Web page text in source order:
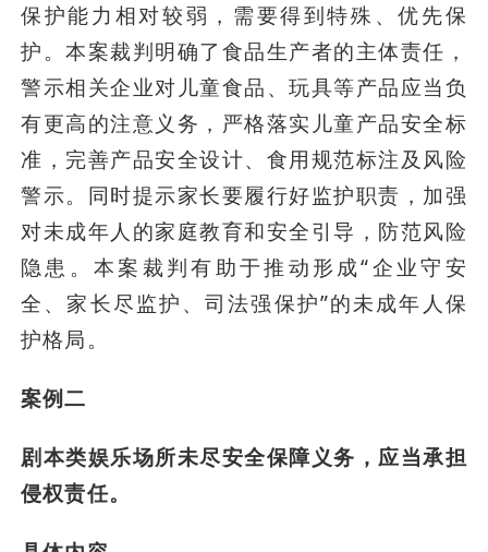
保护能力相对较弱，需要得到特殊、优先保
护。本案裁判明确了食品生产者的主体责任，
警示相关企业对儿童食品、玩具等产品应当负
有更高的注意义务，严格落实儿童产品安全标
准，完善产品安全设计、食用规范标注及风险
警示。同时提示家长要履行好监护职责，加强
对未成年人的家庭教育和安全引导，防范风险
隐患。本案裁判有助于推动形成“企业守安
全、家长尽监护、司法强保护”的未成年人保
护格局。
案例二
剧本类娱乐场所未尽安全保障义务，应当承担
侵权责任。